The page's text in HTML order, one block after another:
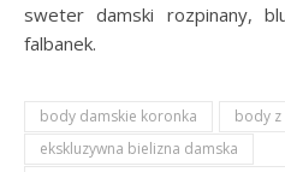
sweter damski rozpinany,
falbanek.
body damskie koronka
body
ekskluzywna bielizna damska